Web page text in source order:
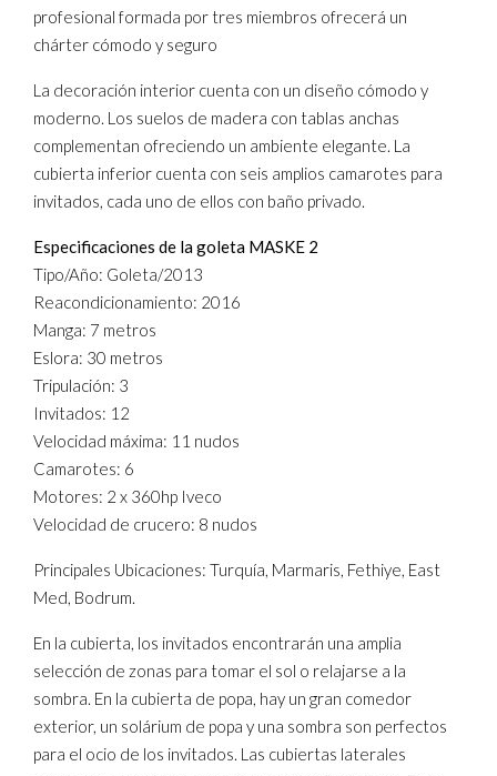
profesional formada por tres miembros ofrecerá un
chárter cómodo y seguro
La decoración interior cuenta con un diseño cómodo y
moderno. Los suelos de madera con tablas anchas
complementan ofreciendo un ambiente elegante. La
cubierta inferior cuenta con seis amplios camarotes para
invitados, cada uno de ellos con baño privado.
Especificaciones de la goleta MASKE 2
Tipo/Año: Goleta/2013
Reacondicionamiento: 2016
Manga: 7 metros
Eslora: 30 metros
Tripulación: 3
Invitados: 12
Velocidad máxima: 11 nudos
Camarotes: 6
Motores: 2 x 360hp Iveco
Velocidad de crucero: 8 nudos
Principales Ubicaciones: Turquía, Marmaris, Fethiye, East
Med, Bodrum.
En la cubierta, los invitados encontrarán una amplia
selección de zonas para tomar el sol o relajarse a la
sombra. En la cubierta de popa, hay un gran comedor
exterior, un solárium de popa y una sombra son perfectos
para el ocio de los invitados. Las cubiertas laterales